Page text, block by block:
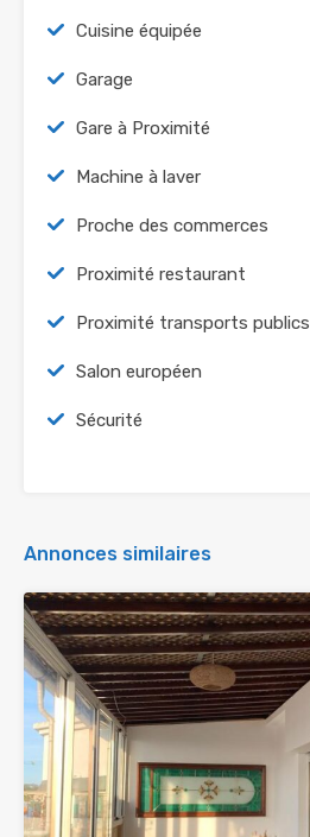
Cuisine équipée
Garage
Gare à Proximité
Machine à laver
Proche des commerces
Proximité restaurant
Proximité transports publics
Salon européen
Sécurité
Annonces similaires